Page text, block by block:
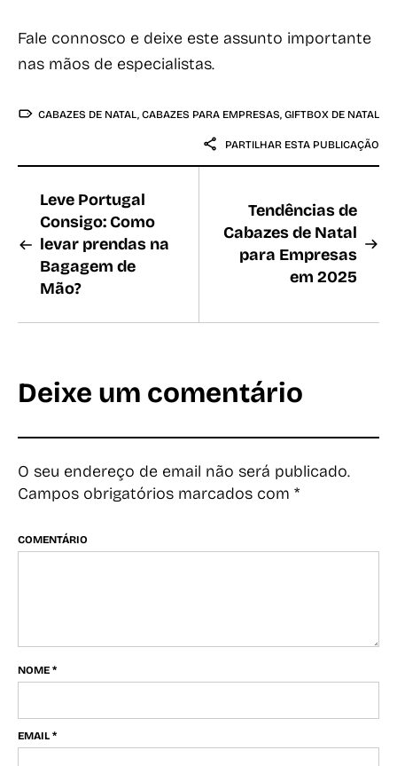
Fale connosco e deixe este assunto importante
nas mãos de especialistas.
CABAZES DE NATAL, CABAZES PARA EMPRESAS, GIFTBOX DE NATAL
PARTILHAR ESTA PUBLICAÇÃO
Leve Portugal
Consigo: Como
levar prendas na
Bagagem de
Mão?
Tendências de
Cabazes de Natal
para Empresas
em 2025
Deixe um comentário
O seu endereço de email não será publicado.
Campos obrigatórios marcados com *
COMENTÁRIO
NOME *
EMAIL *